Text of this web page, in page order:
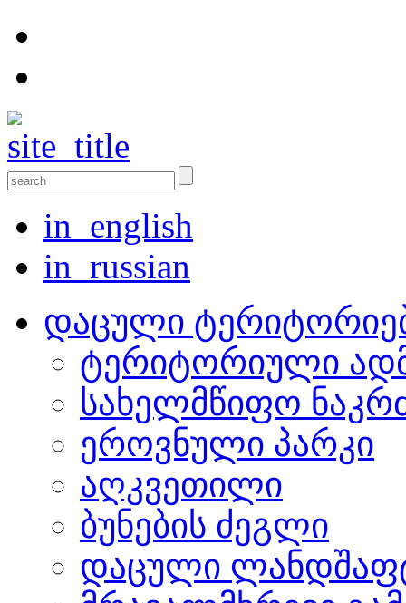
in_english
in_russian
დაცული
ტერიტორიული
სახელმწიფო
ეროვნული პარკი
აღკვეთილი
ბუნების ძეგლი
დაცული